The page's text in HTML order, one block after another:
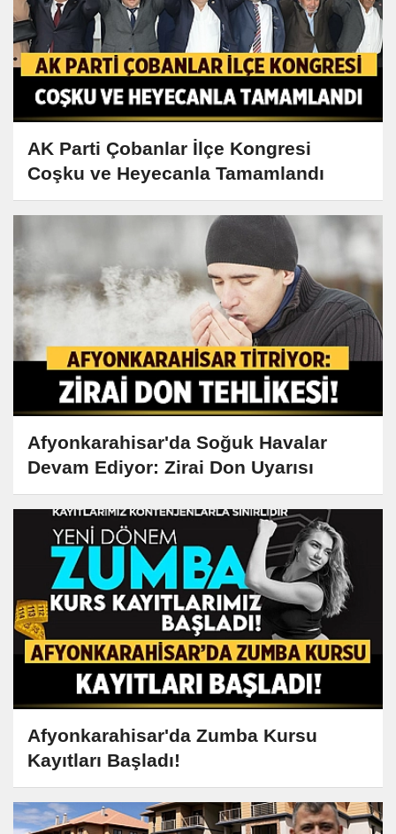
AK Parti Çobanlar İlçe Kongresi
Coşku ve Heyecanla Tamamlandı
Afyonkarahisar'da Soğuk Havalar
Devam Ediyor: Zirai Don Uyarısı
Afyonkarahisar'da Zumba Kursu
Kayıtları Başladı!